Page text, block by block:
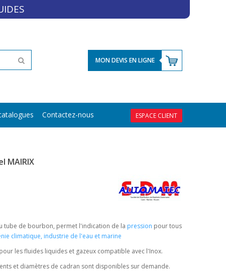
MON DEVIS EN LIGNE
Contactez-nous ESPACE CLIENT
MAIRIX
tube de bourbon, permet l'indication de la pression pour tous
climatique, industrie de l'eau et marine
les fluides liquides et gazeux compatible avec l'Inox.
et diamètres de cadran sont disponibles sur demande.